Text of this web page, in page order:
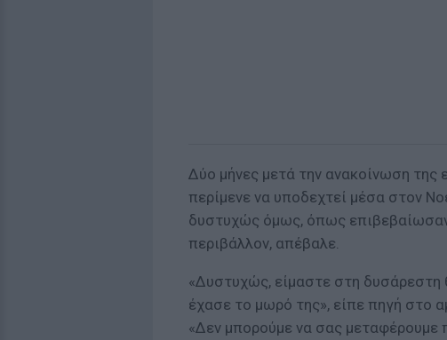
Δύο μήνες μετά την ανακοίνωση της
περίμενε να υποδεχτεί μέσα στον
δυστυχώς όμως, όπως
περιβάλλον, απέβαλε.
«Δυστυχώς, είμαστε στη δυσάρεστη
έχασε το μωρό της», είπε πηγή στο
«Δεν μπορούμε να σας μεταφέρουμε